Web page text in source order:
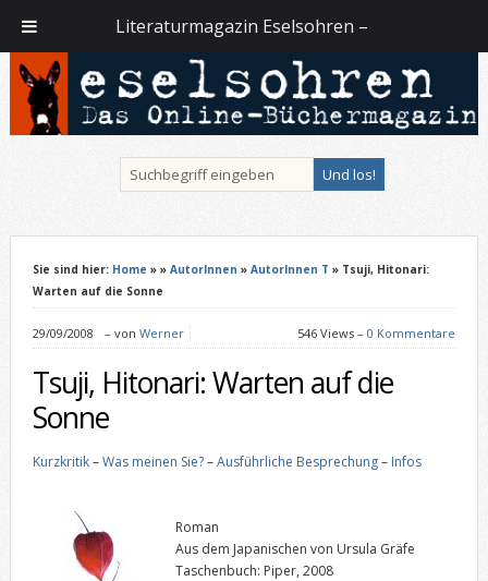
Sie sind hier: Home » » AutorInnen » AutorInnen T » Tsuji, Hitonari:
Warten auf die Sonne
29/09/2008 – von Werner 546 Views –0 Kommentare
Tsuji, Hitonari: Warten auf die
Sonne
Kurzkritik–Was meinen Sie?–Ausführliche Besprechung– Infos
Roman
Aus dem Japanischen von Ursula Gräfe
Taschenbuch: Piper, 2008
Literaturmagazin Eselsohren –